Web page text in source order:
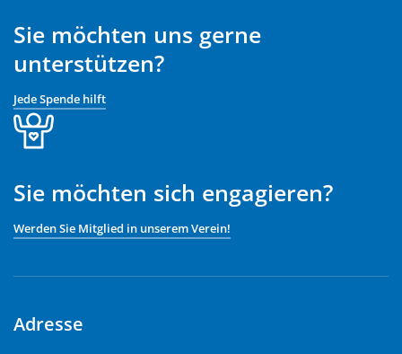
Sie möchten uns gerne
unterstützen?
Jede Spende hilft
Sie möchten sich engagieren?
Werden Sie Mitglied in unserem Verein!
Adresse